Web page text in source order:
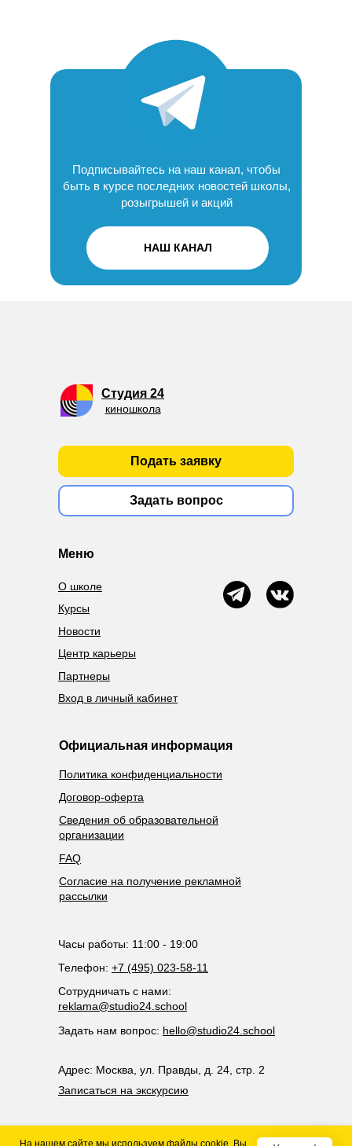
НАШ КАНАЛ
Подписывайтесь на наш канал, чтобы
быть в курсе последних новостей школы,
розыгрышей и акций
Студия 24
киношкола
Меню
Официальная информация
Телефон: +7 (495) 023-58-11
Сотрудничать с нами:
reklama@studio24.school
Адрес: Москва, ул. Правды, д. 24, стр. 2
Записаться на экскурсию
Часы работы: 11:00 - 19:00
2021-2025 ©Киношкола «Студия 24»
О школе
Курсы
Политика конфиденциальности
Договор-оферта
Сведения об образовательной
организации
Согласие на получение рекламной
рассылки
FAQ
Новости
Подать заявку
Задать вопрос
Задать нам вопрос: hello@studio24.school
Вход в личный кабинет
Партнеры
Центр карьеры
На нашем сайте мы используем файлы cookie. Вы